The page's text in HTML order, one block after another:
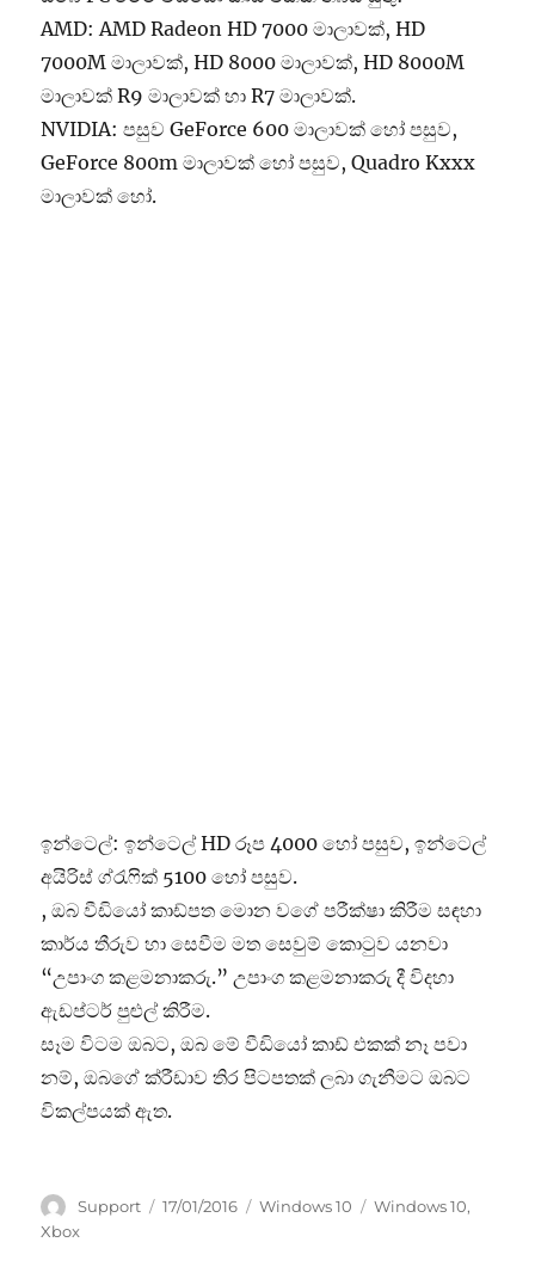
AMD: AMD Radeon HD 7000 මාලාවක්, HD
7000M මාලාවක්, HD 8000 මාලාවක්, HD 8000M
මාලාවක් R9 මාලාවක් හා R7 මාලාවක්.
NVIDIA: පසුව GeForce 600 මාලාවක් හෝ පසුව,
GeForce 800m මාලාවක් හෝ පසුව, Quadro Kxxx
මාලාවක් හෝ.
ඉන්ටෙල්: ඉන්ටෙල් HD රූප 4000 හෝ පසුව, ඉන්ටෙල්
අයිරිස් ග්රැෆික් 5100 හෝ පසුව.
, ඔබ වීඩියෝ කාඩ්පත මොන වගේ පරීක්ෂා කිරීම සඳහා
කාර්ය තීරුව හා සෙවීම මත සෙවුම් කොටුව යනවා
“උපාංග කළමනාකරු.” උපාංග කළමනාකරු දී විදහා
ඇඩප්ටර් පුළුල් කිරීම.
සෑම විටම ඔබට, ඔබ මේ වීඩියෝ කාඩ් එකක් නෑ පවා
නම්, ඔබගේ ක්රීඩාව තිර පිටපතක් ලබා ගැනීමට ඔබට
විකල්පයක් ඇත.
Author
Support
Posted
17/01/2016 Categories
Windows 10 Tags
Windows 10,
Xbox